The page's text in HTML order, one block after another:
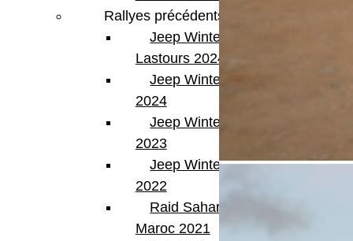
Rallyes précédents
Jeep Winter
Lastours 2024
Jeep Winter Tour
2024
Jeep Winter Tour
2023
Jeep Winter Tour
2022
Raid Sahara Tour
Maroc 2021